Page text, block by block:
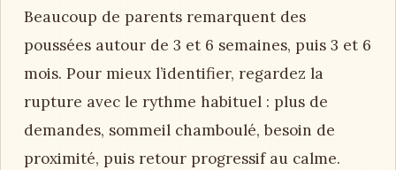
Beaucoup de parents remarquent des
poussées autour de 3 et 6 semaines, puis 3 et 6
mois. Pour mieux l’identifier, regardez la
rupture avec le rythme habituel : plus de
demandes, sommeil chamboulé, besoin de
proximité, puis retour progressif au calme.